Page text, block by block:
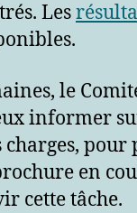
Les
le
informer
en
cette tâche.